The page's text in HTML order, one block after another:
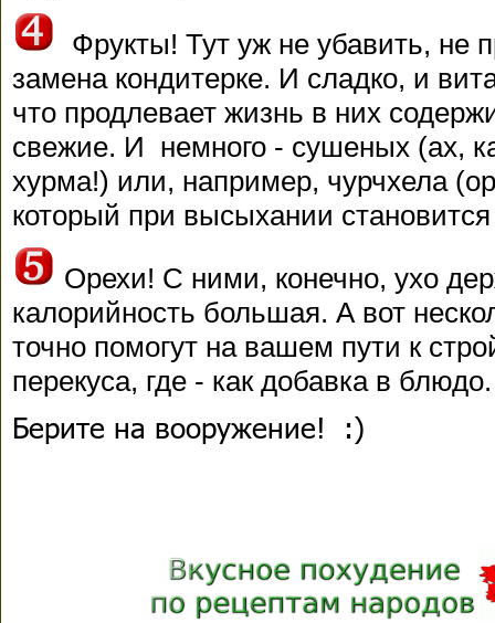
Фрукты! Тут уж не убавить, не
замена кондитерке. И сладко, и
что продлевает жизнь в них
свежие. И немного - сушеных (ах,
хурма!) или, например, чурчхела
который при высыхании
Орехи! С ними, конечно, ухо
калорийность большая. А вот
точно помогут на вашем пути к
перекуса, где - как добавка в блюдо.
Берите на вооружение! :)